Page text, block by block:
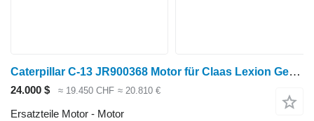
Caterpillar C-13 JR900368 Motor für Claas Lexion Getreideernter
24.000 $ ≈ 19.450 CHF ≈ 20.810 €
Ersatzteile Motor - Motor